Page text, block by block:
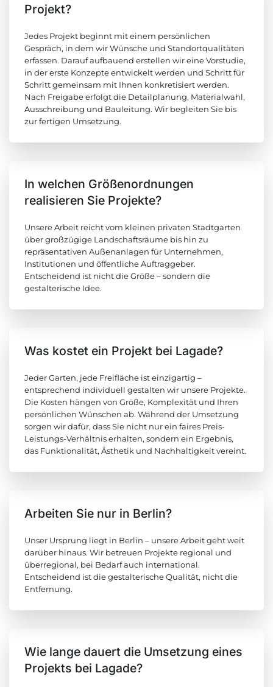
Projekt?
Jedes Projekt beginnt mit einem persönlichen
Gespräch, in dem wir Wünsche und Standortqualitäten
erfassen. Darauf aufbauend erstellen wir eine Vorstudie,
in der erste Konzepte entwickelt werden und Schritt für
Schritt gemeinsam mit Ihnen konkretisiert werden.
Nach Freigabe erfolgt die Detailplanung, Materialwahl,
Ausschreibung und Bauleitung. Wir begleiten Sie bis
zur fertigen Umsetzung.
In welchen Größenordnungen
realisieren Sie Projekte?
Unsere Arbeit reicht vom kleinen privaten Stadtgarten
über großzügige Landschaftsräume bis hin zu
repräsentativen Außenanlagen für Unternehmen,
Institutionen und öffentliche Auftraggeber.
Entscheidend ist nicht die Größe – sondern die
gestalterische Idee.
Was kostet ein Projekt bei Lagade?
Jeder Garten, jede Freifläche ist einzigartig –
entsprechend individuell gestalten wir unsere Projekte.
Die Kosten hängen von Größe, Komplexität und Ihren
persönlichen Wünschen ab. Während der Umsetzung
sorgen wir dafür, dass Sie nicht nur ein faires Preis-
Leistungs-Verhältnis erhalten, sondern ein Ergebnis,
das Funktionalität, Ästhetik und Nachhaltigkeit vereint.
Arbeiten Sie nur in Berlin?
Unser Ursprung liegt in Berlin – unsere Arbeit geht weit
darüber hinaus. Wir betreuen Projekte regional und
überregional, bei Bedarf auch international.
Entscheidend ist die gestalterische Qualität, nicht die
Entfernung.
Wie lange dauert die Umsetzung eines
Projekts bei Lagade?